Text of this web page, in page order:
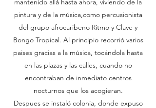
mantenido allá hasta ahora, viviendo de la
pintura y de la música,como percusionista
del grupo afrocaribeno Ritmo y Clave y
Bongo Tropical. Al principio recorrió varios
paises gracias a la música, tocándola hasta
en las plazas y las calles, cuando no
encontraban de inmediato centros
nocturnos que los acogieran.
Despues se instaló colonia, donde expuso